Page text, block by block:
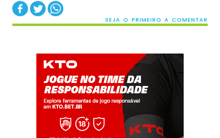
SEJA O PRIMEIRO A COMENTAR